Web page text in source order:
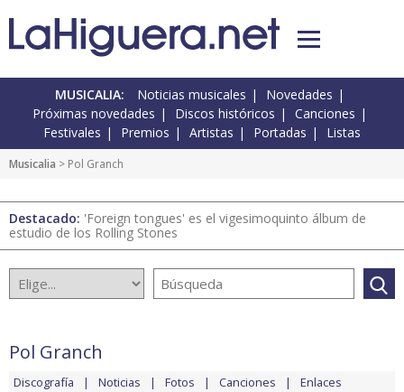
MUSICALIA: Noticias musicales
Novedades
Próximas novedades
Discos históricos
Canciones
Festivales
Premios Artistas Portadas Listas
Musicalia > Pol Granch
Destacado: 'Foreign tongues' es el vigesimoquinto álbum de
estudio de los Rolling Stones
Pol Granch
Discografía Noticias Fotos Canciones Enlaces